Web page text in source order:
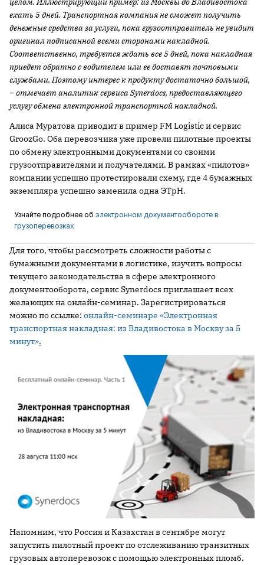
ехать 5 дней. Транспортная компания не сможет получить
денежные средства за услуги, пока грузоотправитель не увидит
оригинал подписанной всеми сторонами накладной.
Соответственно, требуется ждать все 5 дней, пока накладная
приедет обратно с водителем или ее доставят почтовыми
службами. Поэтому интерес к продукту достаточно большой,
− отмечает аналитик сервисаSynerdocs, предоставляющего
услугу обмена электронной транспортной накладной.
Алиса Муратова приводит в пример FM Logistic и сервис
GroozGo. Оба перевозчика уже провели пилотные проекты
по обмену электронными документами со своими
грузоотправителями и получателями. В рамках «пилотов»
компании успешно протестировали схему, где 4 бумажных
экземпляра успешно заменила одна ЭТрН.
Узнайте подробнее об электронном документообороте в
грузоперевозках
Для того, чтобы рассмотреть сложности работы с
бумажными документами в логистике, изучить вопросы
текущего законодательства в сфере электронного
документооборота, сервис Synerdocs приглашает всех
желающих на онлайн-семинар. Зарегистрироваться
можно по ссылке: онлайн-семинаре «Электронная
транспортная накладная: из Владивостока в Москву за 5
минут».
Напомним, что Россия и Казахстан в сентябре могут
запустить пилотный проект по отслеживанию транзитных
грузовых автоперевозок с помощью электронных пломб.